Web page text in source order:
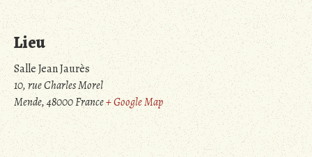
Lieu
Salle Jean Jaurès
10, rue Charles Morel
Mende,48000France+ Google Map